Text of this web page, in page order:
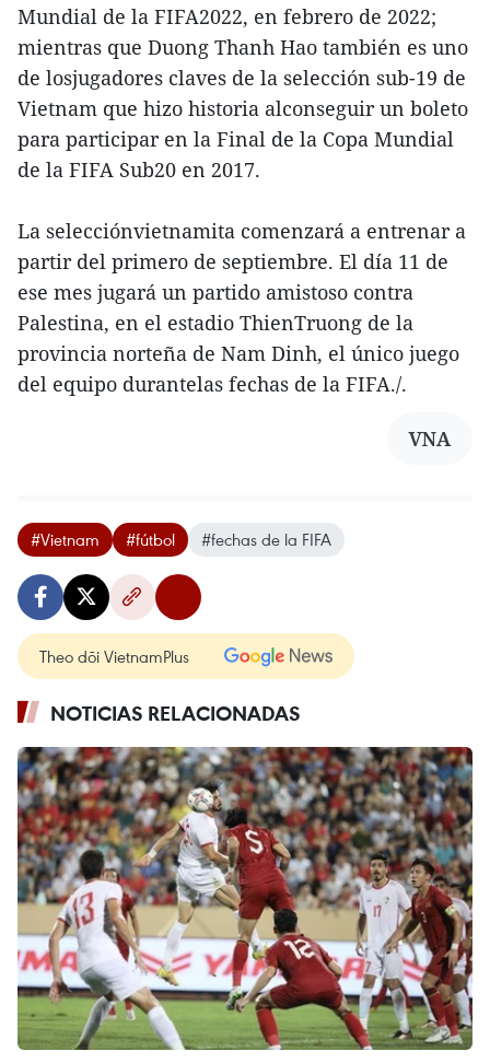
Mundial de la FIFA2022, en febrero de 2022;
mientras que Duong Thanh Hao también es uno
de losjugadores claves de la selección sub-19 de
Vietnam que hizo historia alconseguir un boleto
para participar en la Final de la Copa Mundial
de la FIFA Sub20 en 2017.
La selecciónvietnamita comenzará a entrenar a
partir del primero de septiembre. El día 11 de
ese mes jugará un partido amistoso contra
Palestina, en el estadio ThienTruong de la
provincia norteña de Nam Dinh, el único juego
del equipo durantelas fechas de la FIFA./.
VNA
#Vietnam #fútbol #fechas de la FIFA
Theo dõi VietnamPlus
NOTICIAS RELACIONADAS